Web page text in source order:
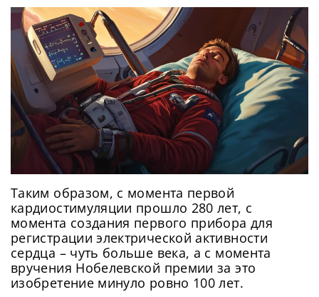
Таким образом, с момента первой
кардиостимуляции прошло 280 лет, с
момента создания первого прибора для
регистрации электрической активности
сердца – чуть больше века, а с момента
вручения Нобелевской премии за это
изобретение минуло ровно 100 лет.